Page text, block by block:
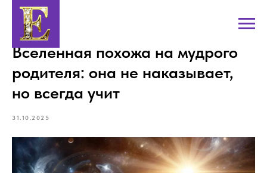
Вселенная похожа на мудрого
родителя: она не наказывает,
но всегда учит
31.10.2025